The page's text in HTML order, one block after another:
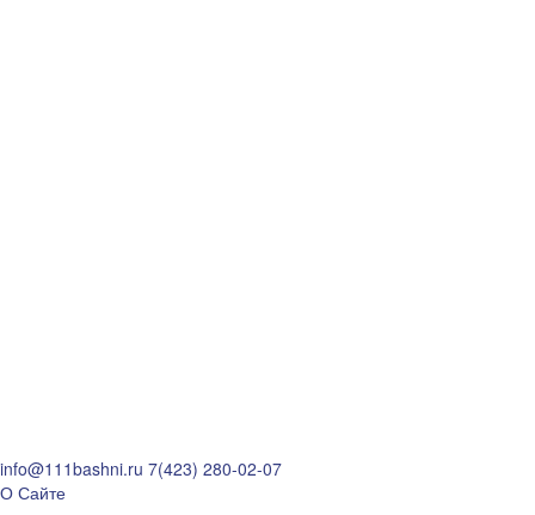
info@111bashni.ru 7(423) 280-02-07
О Сайте